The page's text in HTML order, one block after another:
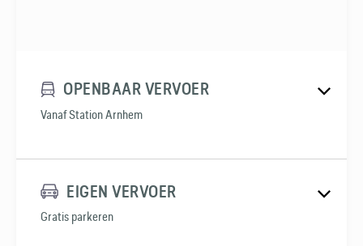
OPENBAAR VERVOER
Vanaf Station Arnhem
EIGEN VERVOER
Gratis parkeren